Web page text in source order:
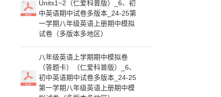
Units1~2（仁爱科普版）_6、初
中英语期中试卷多版本_24-25第
一学期八年级英语上册期中模拟
试卷（多版本多地区）
八年级英语上学期期中模拟卷
（答题卡）（仁爱科普版）_6、
初中英语期中试卷多版本_24-25
第一学期八年级英语上册期中模